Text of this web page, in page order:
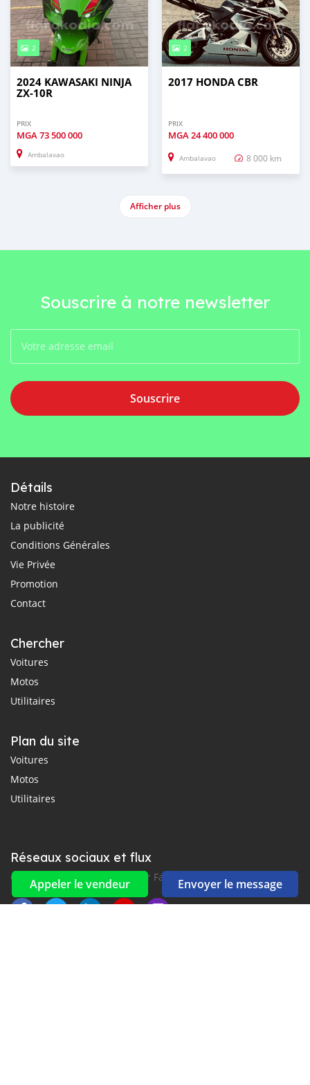
Appeler le vendeur Envoyer le message
2
2024 KAWASAKI NINJA
ZX-10R
PRIX
MGA73 500 000
Ambalavao
2
2017 HONDA CBR
PRIX
MGA24 400 000
Ambalavao 8 000 km
Afficher plus
Souscrire à notre newsletter
Souscrire
Détails
Notre histoire
La publicité
Conditions Générales
Vie Privée
Promotion
Contact
Chercher
Voitures
Motos
Utilitaires
Plan du site
Voitures
Motos
Utilitaires
Réseaux sociaux et flux
Connectez-vous avec nous sur Facebook, YouTube et Twitter.